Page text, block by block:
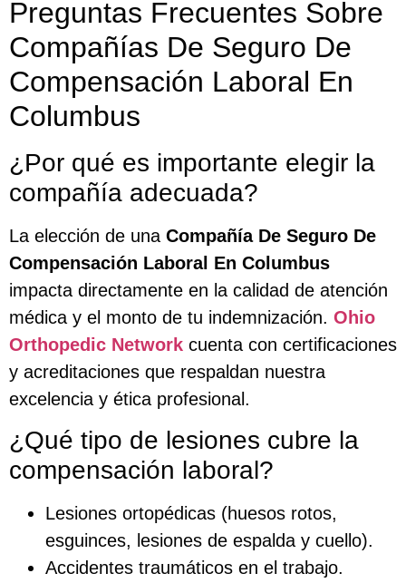
Preguntas Frecuentes Sobre
Compañías De Seguro De
Compensación Laboral En
Columbus
¿Por qué es importante elegir la
compañía adecuada?
La elección de una Compañía De Seguro De
Compensación Laboral En Columbus
impacta directamente en la calidad de atención
médica y el monto de tu indemnización. Ohio
Orthopedic Network cuenta con certificaciones
y acreditaciones que respaldan nuestra
excelencia y ética profesional.
¿Qué tipo de lesiones cubre la
compensación laboral?
Lesiones ortopédicas (huesos rotos,
esguinces, lesiones de espalda y cuello).
Accidentes traumáticos en el trabajo.